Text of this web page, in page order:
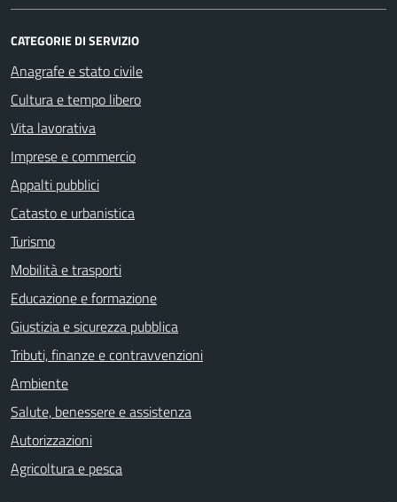
CATEGORIE DI SERVIZIO
Anagrafe e stato civile
Cultura e tempo libero
Vita lavorativa
Imprese e commercio
Appalti pubblici
Catasto e urbanistica
Turismo
Mobilità e trasporti
Educazione e formazione
Giustizia e sicurezza pubblica
Tributi, finanze e contravvenzioni
Ambiente
Salute, benessere e assistenza
Autorizzazioni
Agricoltura e pesca